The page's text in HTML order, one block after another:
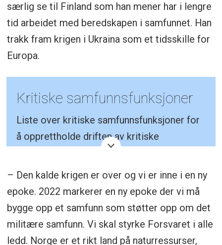
særlig se til Finland som han mener har i lengre
tid arbeidet med beredskapen i samfunnet. Han
trakk fram krigen i Ukraina som et tidsskille for
Europa.
Kritiske samfunnsfunksjoner
Liste over kritiske samfunnsfunksjoner for
å opprettholde driften av kritiske
– Den kalde krigen er over og vi er inne i en ny
epoke. 2022 markerer en ny epoke der vi må
bygge opp et samfunn som støtter opp om det
militære samfunn. Vi skal styrke Forsvaret i alle
ledd. Norge er et rikt land på naturressurser,